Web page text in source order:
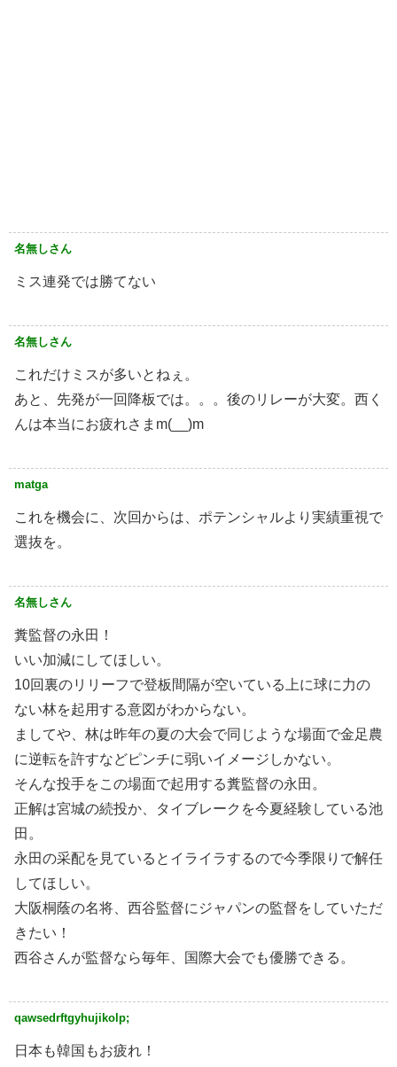
名無しさん
ミス連発では勝てない
名無しさん
これだけミスが多いとねぇ。
あと、先発が一回降板では。。。後のリレーが大変。西く
んは本当にお疲れさまm(__)m
matga
これを機会に、次回からは、ポテンシャルより実績重視で
選抜を。
名無しさん
糞監督の永田！
いい加減にしてほしい。
10回裏のリリーフで登板間隔が空いている上に球に力の
ない林を起用する意図がわからない。
ましてや、林は昨年の夏の大会で同じような場面で金足農
に逆転を許すなどピンチに弱いイメージしかない。
そんな投手をこの場面で起用する糞監督の永田。
正解は宮城の続投か、タイブレークを今夏経験している池
田。
永田の采配を見ているとイライラするので今季限りで解任
してほしい。
大阪桐蔭の名将、西谷監督にジャパンの監督をしていただ
きたい！
西谷さんが監督なら毎年、国際大会でも優勝できる。
qawsedrftgyhujikolp;
日本も韓国もお疲れ！